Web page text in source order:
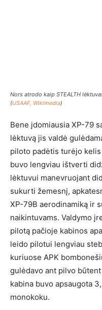
Nors atrodo kaip STEALTH
(USAAF, Wikimedia)
Bene įdomiausia XP-79
lėktuvą jis valdė
piloto padėtis turėjo
buvo lengviau ištverti
lėktuvui manevruojant
sukurti žemesnį,
XP-79B aerodinamiką ir
naikintuvams. Valdymo
pilotą pačioje kabinos
leido pilotui lengviau
kuriuose APK
gulėdavo ant pilvo
kabina buvo apsaugota
monokoku.